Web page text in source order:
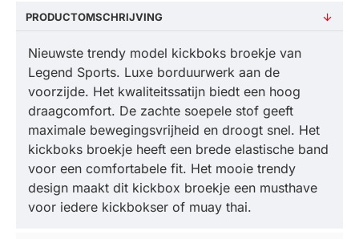
PRODUCTOMSCHRIJVING
Nieuwste trendy model kickboks broekje van
Legend Sports. Luxe borduurwerk aan de
voorzijde. Het kwaliteitssatijn biedt een hoog
draagcomfort. De zachte soepele stof geeft
maximale bewegingsvrijheid en droogt snel. Het
kickboks broekje heeft een brede elastische band
voor een comfortabele fit. Het mooie trendy
design maakt dit kickbox broekje een musthave
voor iedere kickbokser of muay thai.